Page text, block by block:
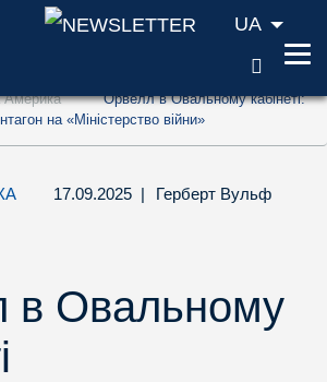
(ключ доступу '1')
(ключ доступу '2')
UA
Америка
Орвелл в Овальному кабінеті:
на «Міністерство війни»
17.09.2025 | Герберт Вульф
в Овальному